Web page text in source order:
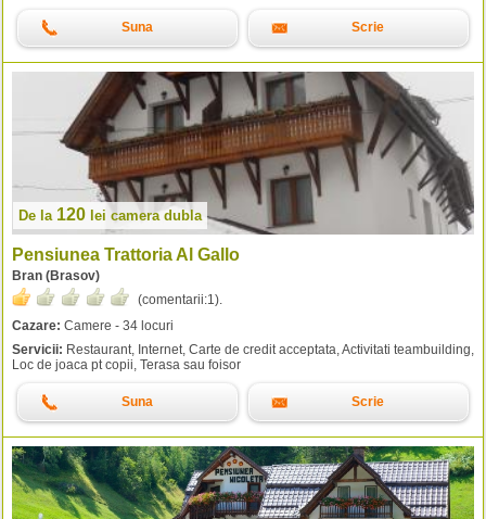
Suna Scrie
De la 120 lei camera dubla
Pensiunea Trattoria Al Gallo
Bran (Brasov)
(comentarii:1).
Cazare: Camere - 34 locuri
Servicii: Restaurant, Internet, Carte de credit acceptata, Activitati teambuilding,
Loc de joaca pt copii, Terasa sau foisor
Suna Scrie